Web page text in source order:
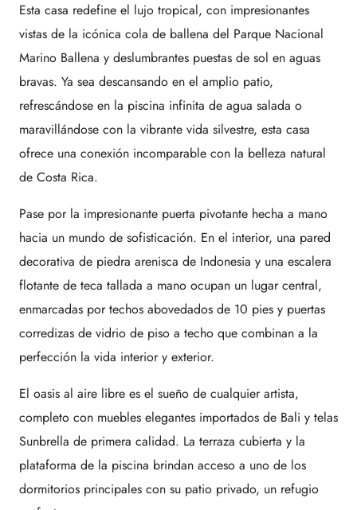
Esta casa redefine el lujo tropical, con impresionantes
vistas de la icónica cola de ballena del Parque Nacional
Marino Ballena y deslumbrantes puestas de sol en aguas
bravas. Ya sea descansando en el amplio patio,
refrescándose en la piscina infinita de agua salada o
maravillándose con la vibrante vida silvestre, esta casa
ofrece una conexión incomparable con la belleza natural
de Costa Rica.
Pase por la impresionante puerta pivotante hecha a mano
hacia un mundo de sofisticación. En el interior, una pared
decorativa de piedra arenisca de Indonesia y una escalera
flotante de teca tallada a mano ocupan un lugar central,
enmarcadas por techos abovedados de 10 pies y puertas
corredizas de vidrio de piso a techo que combinan a la
perfección la vida interior y exterior.
El oasis al aire libre es el sueño de cualquier artista,
completo con muebles elegantes importados de Bali y telas
Sunbrella de primera calidad. La terraza cubierta y la
plataforma de la piscina brindan acceso a uno de los
dormitorios principales con su patio privado, un refugio